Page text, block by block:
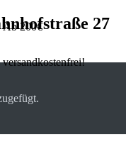
Ab 200€
versandkostenfrei!
27